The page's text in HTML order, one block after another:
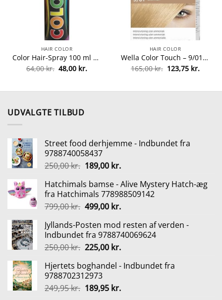
HAIR COLOR
Color Hair-Spray 100 ml – Black fra Color HairSpray
64,00kr. Den
oprindelige
64,00 kr..
48,00 kr.Den
48,00 kr..
HAIR COLOR
Wella Color Touch – 9/01 Cool Ash fra Wella
165,00kr. Den
oprindelige
165,00 kr..
123,75 kr.Den
UDVALGTE TILBUD
Street food derhjemme - Indbundet fra
9788740058437
250,00kr. Den
pris
var:
250,00 kr..
189,00 kr.Den
pris
er:
189,00 kr..
Hatchimals bamse - Alive Mystery Hatch-æg
fra Hatchimals 778988509142
799,00kr. Den
pris
var:
799,00 kr..
499,00 kr.Den
pris
er:
499,00 kr..
Jyllands-Posten mod resten af verden -
Indbundet fra 9788740069624
250,00kr. Den
pris
var:
250,00 kr..
225,00 kr.Den
pris
225,00 kr..
Hjertets boghandel - Indbundet fra
9788702312973
249,95kr. Den
189,95 kr.Den